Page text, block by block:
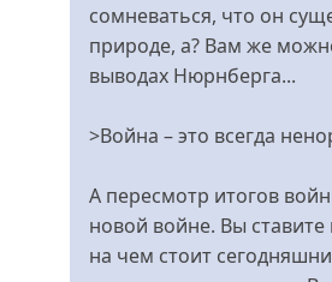
сомневаться, что он
природе, а? Вам же
выводах Нюрнберга...
>Война – это всегда
А пересмотр итогов
новой войне. Вы
на чем стоит